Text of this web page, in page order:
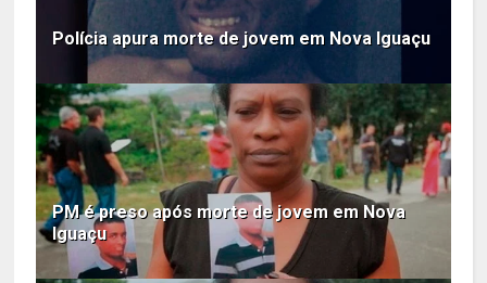
Polícia apura morte de jovem em Nova Iguaçu
PM é preso após morte de jovem em Nova
Iguaçu